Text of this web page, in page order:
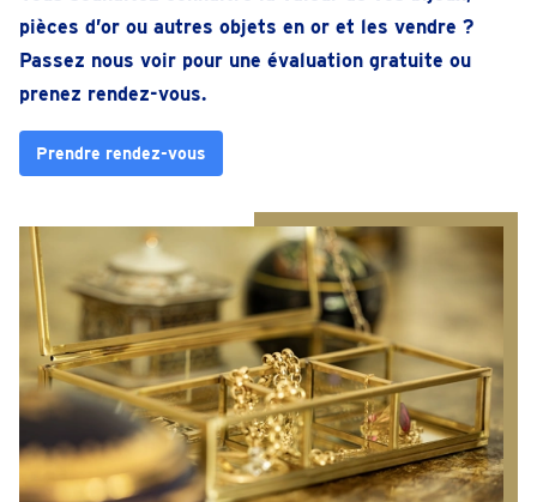
pièces d’or ou autres objets en or et les vendre ?
Passez nous voir pour une évaluation gratuite ou
prenez rendez-vous.
Prendre rendez-vous